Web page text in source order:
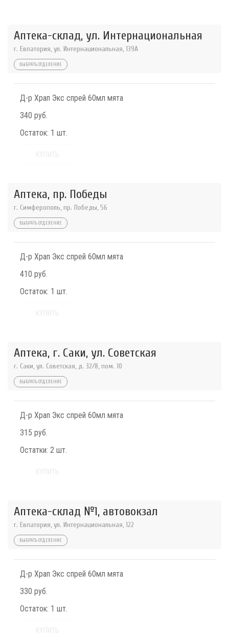
Аптека-склад, ул. Интернациональная
г. Евпатория, ул. Интернациональная, 139А
ВЫБРАТЬ ОТДЕЛЕНИЕ
Д-р Храп Экс спрей 60мл мята
340 руб.
Остаток: 1 шт.
Аптека, пр. Победы
г. Симферополь, пр. Победы, 56
ВЫБРАТЬ ОТДЕЛЕНИЕ
Д-р Храп Экс спрей 60мл мята
410 руб.
Остаток: 1 шт.
Аптека, г. Саки, ул. Советская
г. Саки, ул. Советская, д. 32/8, пом. 10
ВЫБРАТЬ ОТДЕЛЕНИЕ
Д-р Храп Экс спрей 60мл мята
315 руб.
Остатки: 2 шт.
Аптека-склад №1, автовокзал
г. Евпатория, ул. Интернациональная, 122
ВЫБРАТЬ ОТДЕЛЕНИЕ
Д-р Храп Экс спрей 60мл мята
330 руб.
Остаток: 1 шт.